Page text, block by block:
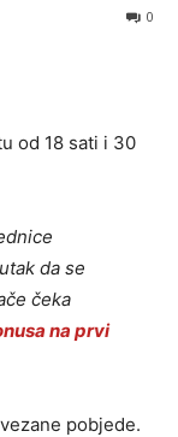
0
od 18 sati i 30
da se
čeka
na prvi
pobjede.